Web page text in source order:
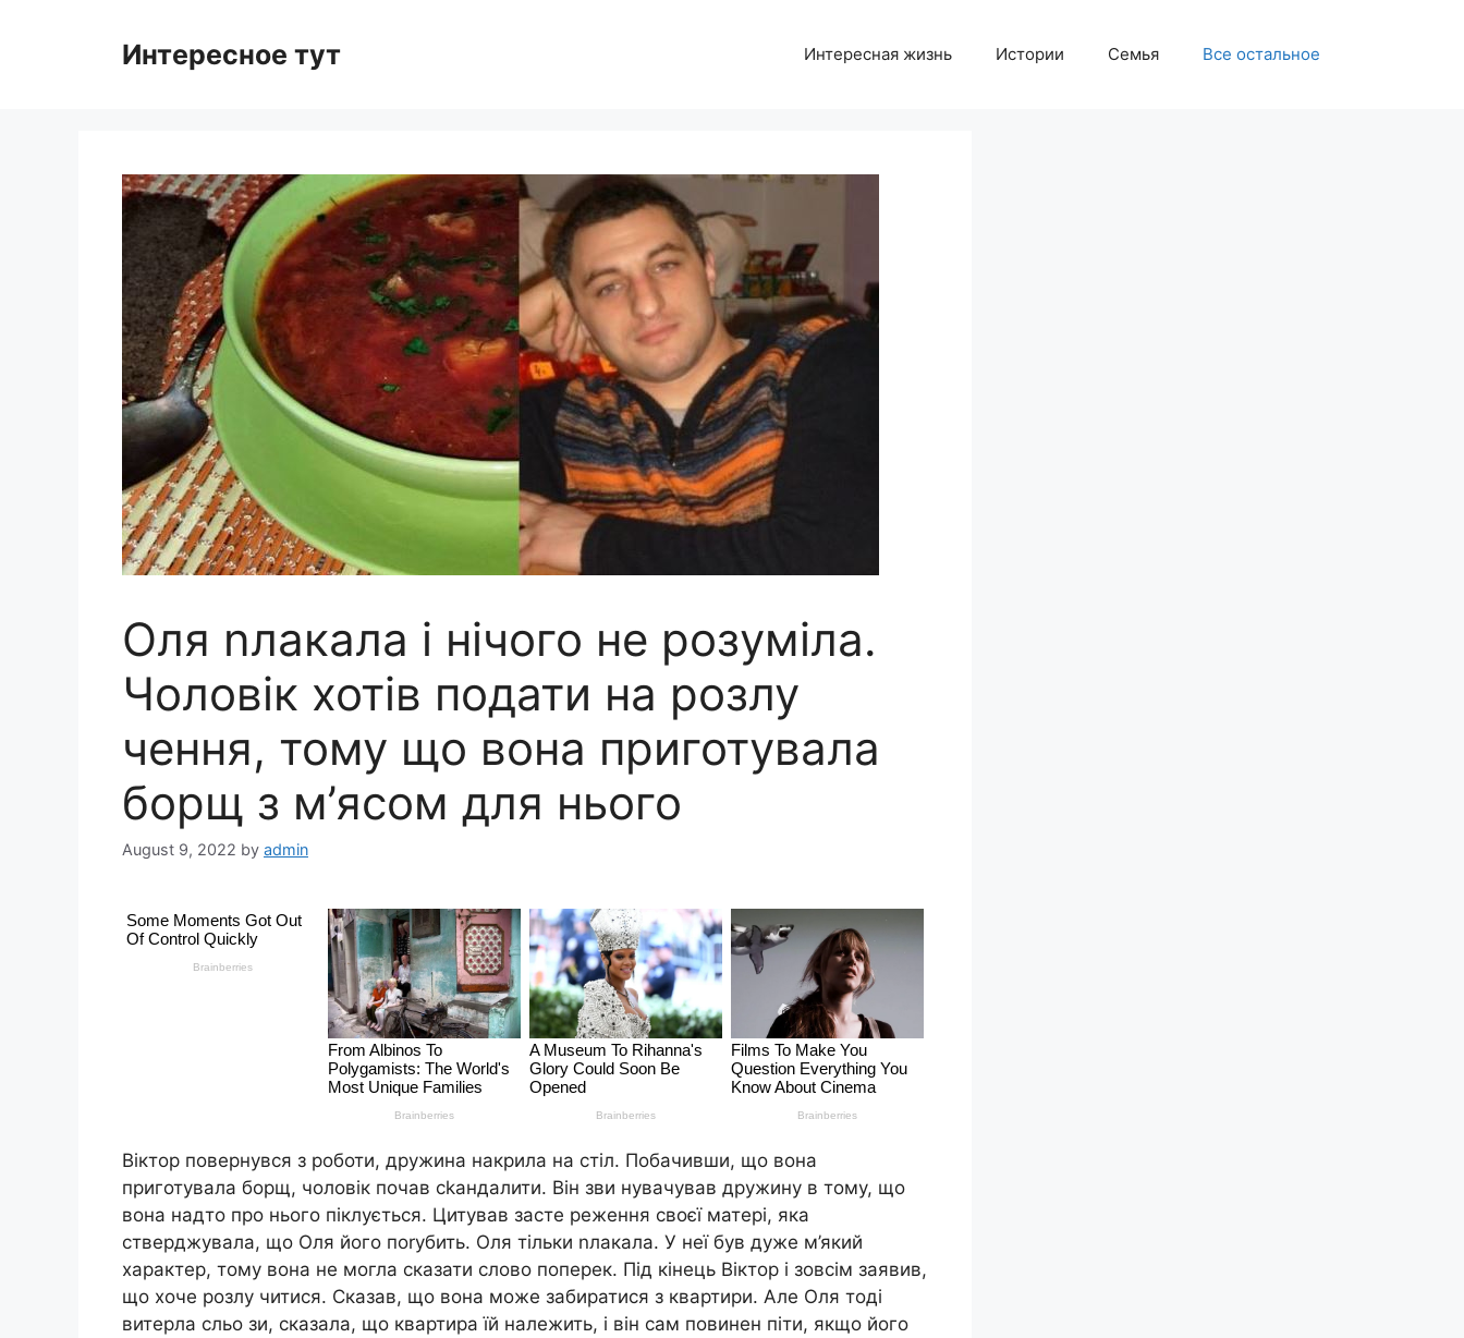
Интересное тут Интересная жизнь Истории Семья Все остальное
Оля nлакала і нічого не розуміла.
Чоловік хотів подати на розлу
чення, тому що вона приготувала
борщ з м’ясом для нього
August 9, 2022 by admin
Віктор повернувся з роботи, дружина накрила на стіл. Побачивши, що вона
приготувала борщ, чоловік почав сkандалити. Він зви нувачував дружину в тому, що
вона надто про нього піклується. Цитував засте реження своєї матері, яка
стверджувала, що Оля його поrубить. Оля тільки nлакала. У неї був дуже м’який
характер, тому вона не могла сказати слово поперек. Під кінець Віктор і зовсім заявив,
що хоче розлу читися. Сказав, що вона може забиратися з квартири. Але Оля тоді
витерла сльо зи, сказала, що квартира їй належить, і він сам повинен піти, якщо його